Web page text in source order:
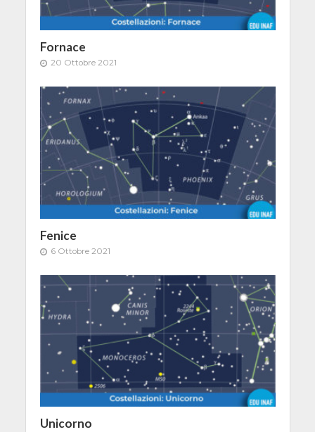
Fornace
20 Ottobre 2021
Fenice
6 Ottobre 2021
Unicorno